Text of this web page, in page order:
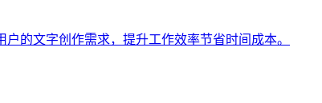
的文字创作需求，提升工作效率节省时间成本。